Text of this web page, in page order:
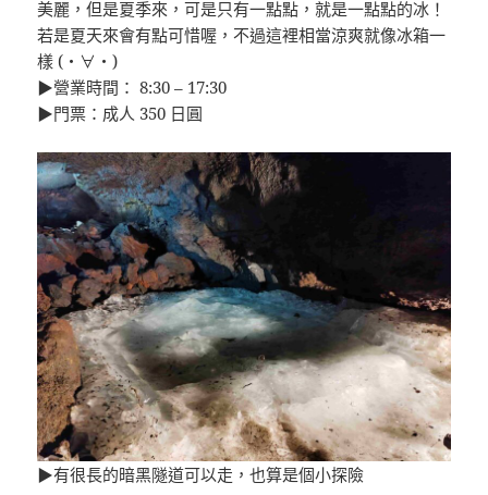
美麗，但是夏季來，可是只有一點點，就是一點點的冰！
若是夏天來會有點可惜喔，不過這裡相當涼爽就像冰箱一
樣 (・∀・)
▶營業時間： 8:30 – 17:30
▶門票：成人 350 日圓
▶有很長的暗黑隧道可以走，也算是個小探險